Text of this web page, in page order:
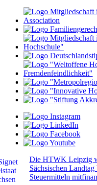
Die HTWK Leipzig
Sächsischen Landtag
Steuermitteln